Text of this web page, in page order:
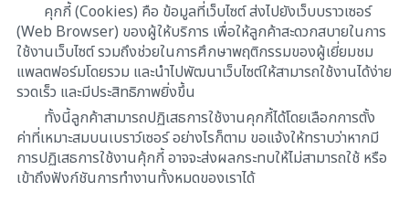
คุกกี้ (Cookies) คือ ข้อมูลที่เว็บไซต์ ส่งไปยังเว็บบราวเซอร์
(Web Browser) ของผู้ให้บริการ เพื่อให้ลูกค้าสะดวกสบายในการ
ใช้งานเว็บไซต์ รวมถึงช่วยในการศึกษาพฤติกรรมของผู้เยี่ยมชม
แพลตฟอร์มโดยรวม และนำไปพัฒนาเว็บไซต์ให้สามารถใช้งานได้ง่าย
รวดเร็ว และมีประสิทธิภาพยิ่งขึ้น
ทั้งนี้ลูกค้าสามารถปฏิเสธการใช้งานคุกกี้ได้โดยเลือกการตั้ง
ค่าที่เหมาะสมบนเบราว์เซอร์ อย่างไรก็ตาม ขอแจ้งให้ทราบว่าหากมี
การปฏิเสธการใช้งานคุ้กกี้ อาจจะส่งผลกระทบให้ไม่สามารถใช้ หรือ
เข้าถึงฟังก์ชันการทำงานทั้งหมดของเราได้